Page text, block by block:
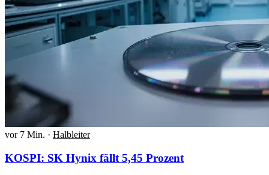
vor 7 Min. · Halbleiter
KOSPI: SK Hynix fällt 5,45 Prozent